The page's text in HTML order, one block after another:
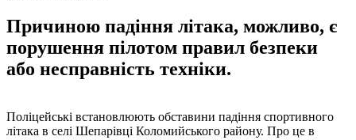
Причиною падіння літака, можливо, є
порушення пілотом правил безпеки
або несправність техніки.
Поліцейські встановлюють обставини падіння спортивного
літака в селі Шепарівці Коломийського району. Про це в